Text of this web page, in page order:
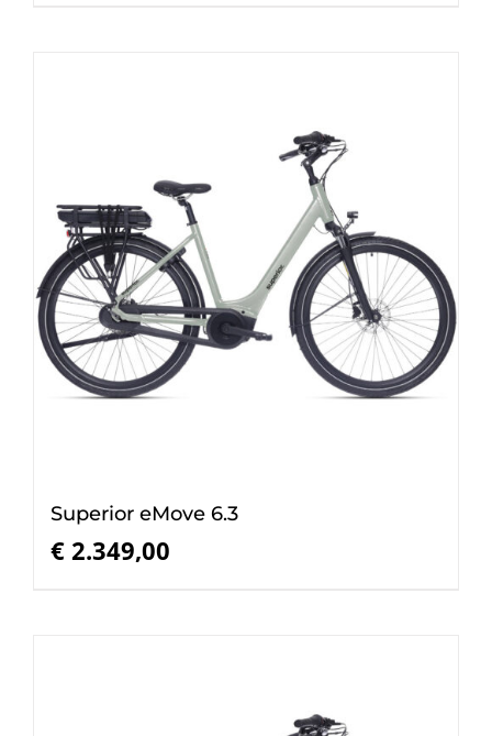
Superior eMove 6.3
€ 2.349,00